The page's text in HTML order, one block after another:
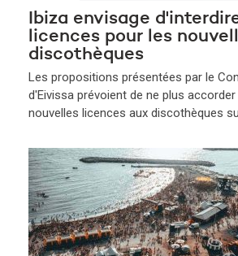
Ibiza envisage
licences pour les
discothèques
Les propositions présentées par le
d'Eivissa prévoient de ne plus accorder
nouvelles licences aux discothèques